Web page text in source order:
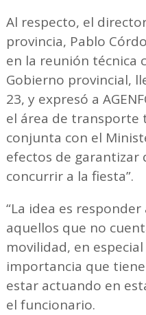
Al respecto, el
provincia, Pablo
en la reunión técnica
Gobierno provincial,
23, y expresó a
el área de transporte
conjunta con el
efectos de garantizar
concurrir a la fiesta”.
“La idea es
aquellos que no
movilidad, en
importancia que
estar actuando en
el funcionario.